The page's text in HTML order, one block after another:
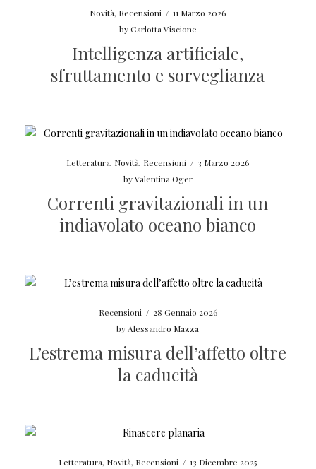
Novità, Recensioni / 11 Marzo 2026
byCarlotta Viscione
Intelligenza artificiale,
sfruttamento e sorveglianza
Letteratura, Novità, Recensioni / 3 Marzo 2026
byValentina Oger
Correnti gravitazionali in un
indiavolato oceano bianco
Recensioni / 28 Gennaio 2026
byAlessandro Mazza
L’estrema misura dell’affetto oltre
la caducità
Letteratura, Novità, Recensioni / 13 Dicembre 2025